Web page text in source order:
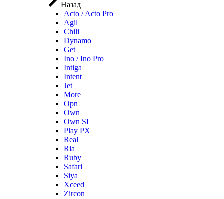
Назад
Acto / Acto Pro
Agil
Chili
Dynamo
Get
Ino / Ino Pro
Intiga
Intent
Jet
More
Opn
Own
Own SI
Play PX
Real
Ria
Ruby
Safari
Siya
Xceed
Zircon